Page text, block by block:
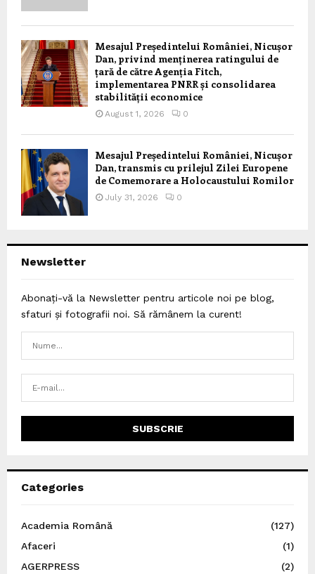
Mesajul Președintelui României, Nicușor
Dan, privind menținerea ratingului de
țară de către Agenția Fitch,
implementarea PNRR și consolidarea
stabilității economice
August 1, 2026 0
Mesajul Președintelui României, Nicușor
Dan, transmis cu prilejul Zilei Europene
de Comemorare a Holocaustului Romilor
July 31, 2026 0
Newsletter
Abonați-vă la Newsletter pentru articole noi pe blog,
sfaturi și fotografii noi. Să rămânem la curent!
Categories
Academia Română
(127)
Afaceri
(1)
AGERPRESS
(2)